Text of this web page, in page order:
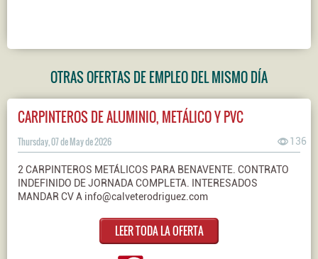
OTRAS OFERTAS DE EMPLEO DEL MISMO DÍA
CARPINTEROS DE ALUMINIO, METÁLICO Y PVC
Thursday, 07 de May de 2026 136
2 CARPINTEROS METÁLICOS PARA BENAVENTE. CONTRATO
INDEFINIDO DE JORNADA COMPLETA. INTERESADOS
MANDAR CV A info@calveterodriguez.com
LEER TODA LA OFERTA